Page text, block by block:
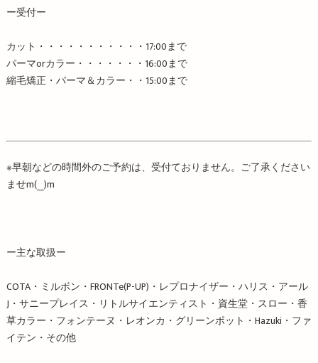
ー受付ー
カット・・・・・・・・・・・ 17:00まで
パーマorカラー・・・・・・・ 16:00まで
縮毛矯正・パーマ＆カラー・・ 15:00まで
※早朝などの時間外のご予約は、受付ておりません。ご了承ください
ませm(__ )m
ー主な取扱ー
COTA・ミルボン・FRONTe(P-UP)・レプロナイザー・ハリス・アール
J・サニープレイス・リトルサイエンティスト・資生堂・スロー・香
草カラー・フォンテーヌ・レオンカ・グリーンポット・Hazuki・ファ
イテン・その他